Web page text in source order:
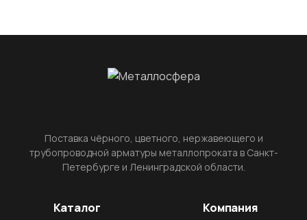
Поставка чёрного, цветного, нержавеющего и
трубопроводной арматуры металлопроката в Санкт-
Петербурге и Ленинградской области.
Каталог Компания